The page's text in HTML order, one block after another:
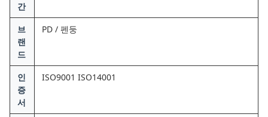
간
브
랜
드
PD / 펜둥
인
증
서
ISO9001 ISO14001